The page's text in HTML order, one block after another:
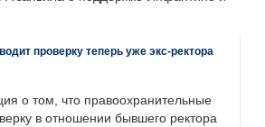
проверку теперь уже экс-ректора
о том, что правоохранительные
в отношении бывшего ректора